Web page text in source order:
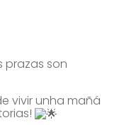
prazas son
vivir unha mañá